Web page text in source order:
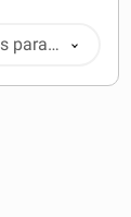
para